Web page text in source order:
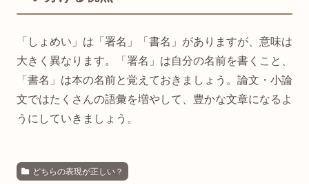
「しょめい」は「署名」「書名」がありますが、意味は
大きく異なります。「署名」は自分の名前を書くこと、
「書名」は本の名前と覚えておきましょう。論文・小論
文ではたくさんの語彙を増やして、豊かな文章になるよ
うにしていきましょう。
どちらの表現が正しい？